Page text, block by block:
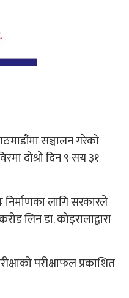
सञ्चालन गरेको
दोश्रो दिन ९ सय ३१
निर्माणका लागि सरकारले
लिन डा. कोइरालाद्वारा
परीक्षाफल प्रकाशित